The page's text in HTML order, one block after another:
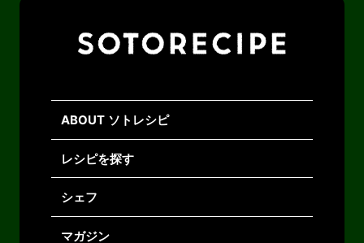
ABOUT ソトレシピ
レシピを探す
シェフ
マガジン